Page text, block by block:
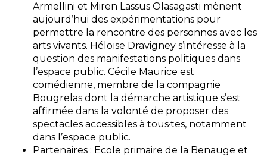
Armellini et Miren Lassus Olasagasti mènent
aujourd’hui des expérimentations pour
permettre la rencontre des personnes avec les
arts vivants. Héloïse Dravigney s’intéresse à la
question des manifestations politiques dans
l’espace public. Cécile Maurice est
comédienne, membre de la compagnie
Bougrelas dont la démarche artistique s’est
affirmée dans la volonté de proposer des
spectacles accessibles à tous·tes, notamment
dans l’espace public.
Partenaires : Ecole primaire de la Benauge et